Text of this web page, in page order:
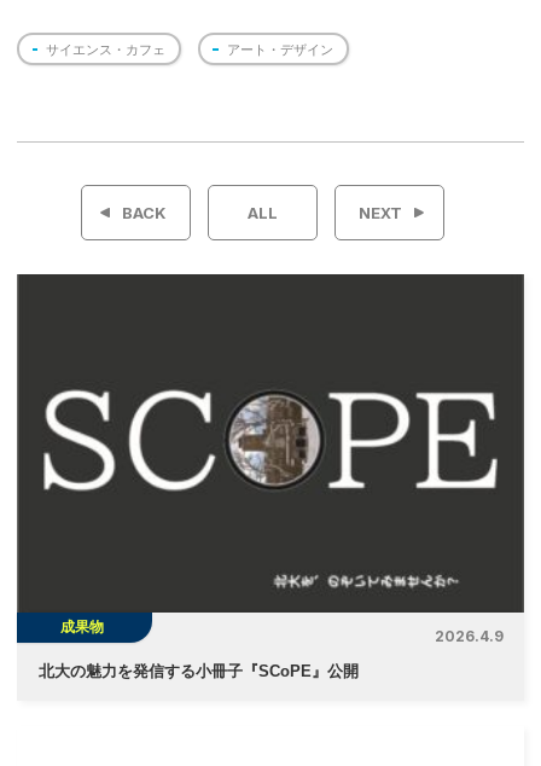
サイエンス・カフェ アート・デザイン
投
ー
シ
ョ
BACK ALL NEXT
成果物
2026.4.9
北大の魅力を発信する小冊子『SCoPE』公開